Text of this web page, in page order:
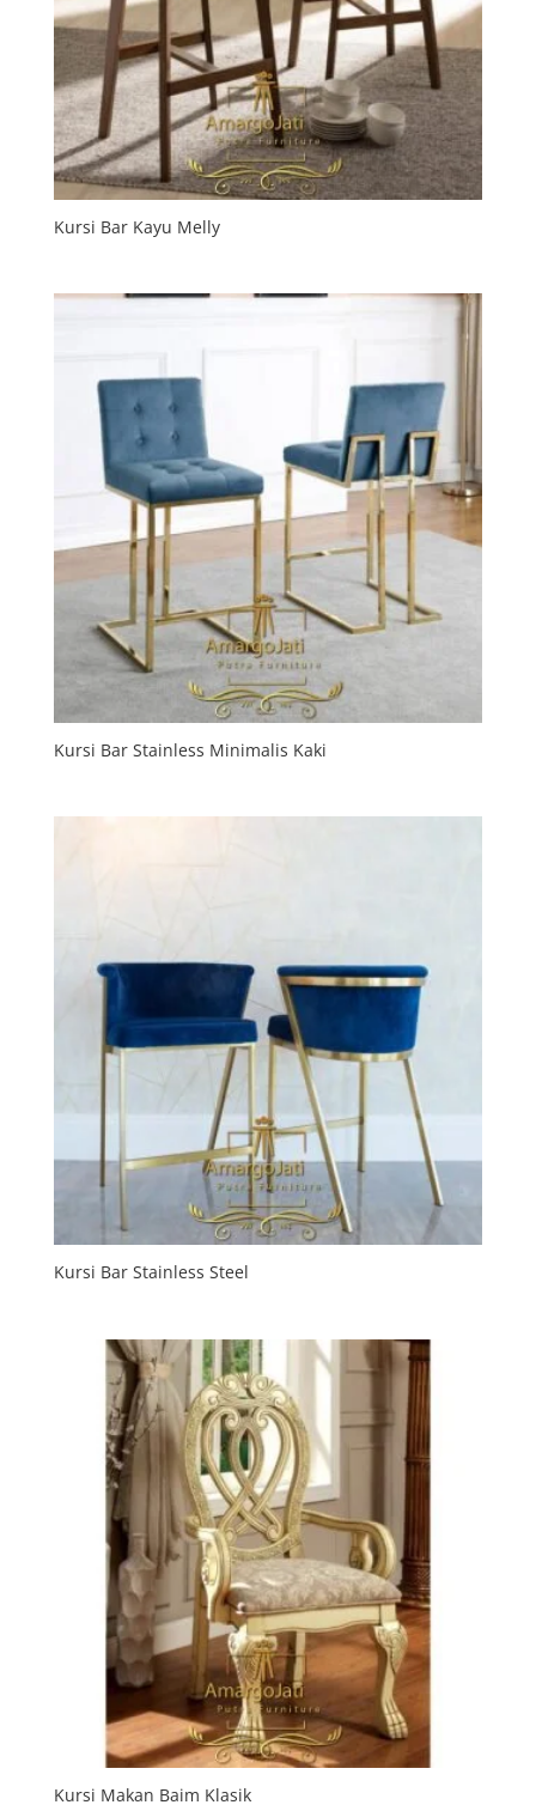
Kursi Bar Kayu Melly
Kursi Bar Stainless Minimalis Kaki
Kursi Bar Stainless Steel
Kursi Makan Baim Klasik